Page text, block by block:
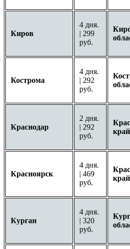
Киров
4 дня.
| 299
руб.
Кострома
4 дня.
| 292
руб.
Краснодар
2 дня.
| 292
руб.
край
Красноярск
4 дня.
| 469
руб.
край
Курган
4 дня.
| 320
руб.